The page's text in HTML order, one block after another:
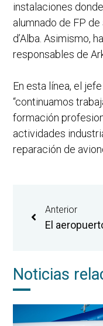
instalaciones
alumnado de FP de
d’Alba. Asimismo,
responsables de
En esta línea, el
“continuamos
formación
actividades
reparación de
Anterior
Noticias